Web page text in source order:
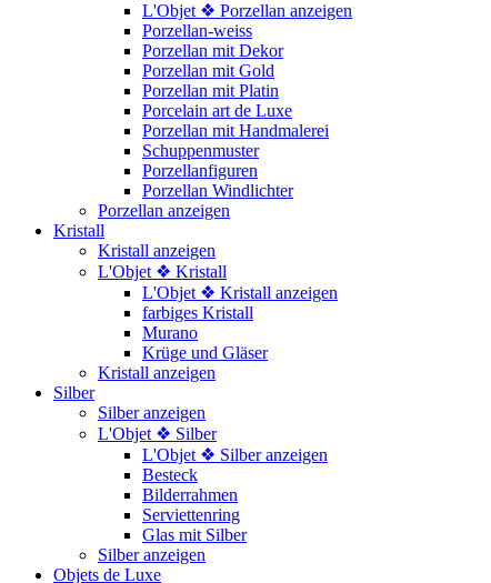
L'Objet ❖ Porzellan anzeigen
Porzellan-weiss
Porzellan mit Dekor
Porzellan mit Gold
Porzellan mit Platin
Porcelain art de Luxe
Porzellan mit Handmalerei
Schuppenmuster
Porzellanfiguren
Porzellan Windlichter
Porzellan anzeigen
Kristall
Kristall anzeigen
L'Objet ❖ Kristall
L'Objet ❖ Kristall anzeigen
farbiges Kristall
Murano
Krüge und Gläser
Kristall anzeigen
Silber
Silber anzeigen
L'Objet ❖ Silber
L'Objet ❖ Silber anzeigen
Besteck
Bilderrahmen
Serviettenring
Glas mit Silber
Silber anzeigen
Objets de Luxe